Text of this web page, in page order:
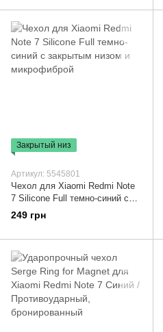
Закрытый низ
Артикул: 5545801
Чехол для Xiaomi Redmi Note
7 Silicone Full темно-синий с
закрытым низом и
микрофиброй
249 грн